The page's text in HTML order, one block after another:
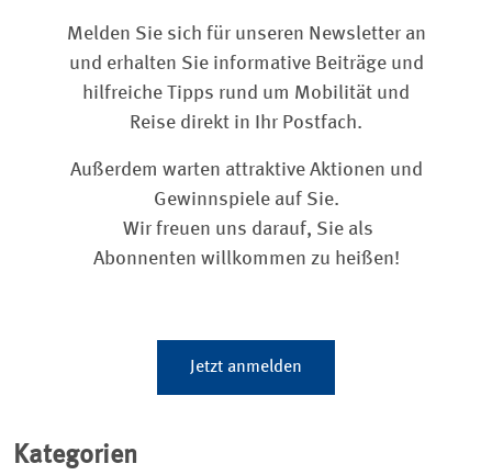
Melden Sie sich für unseren Newsletter an
und erhalten Sie informative Beiträge und
hilfreiche Tipps rund um Mobilität und
Reise direkt in Ihr Postfach.
Außerdem warten attraktive Aktionen und
Gewinnspiele auf Sie.
Wir freuen uns darauf, Sie als
Abonnenten willkommen zu heißen!
Jetzt anmelden
Kategorien